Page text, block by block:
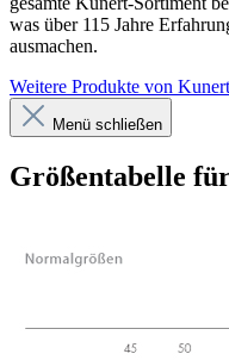
was über 115 Jahre
ausmachen.
Weitere Produkte von Kunert
Menü schließen
Größentabelle